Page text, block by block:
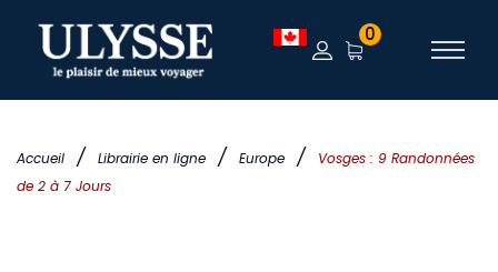
Accueil / Librairie en ligne / Europe /
Vosges : 9 Randonnées
de 2 à 7 Jours
0